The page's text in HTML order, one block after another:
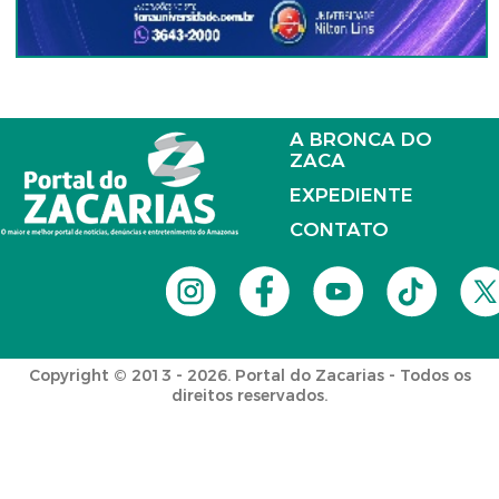
A BRONCA DO
ZACA
EXPEDIENTE
CONTATO
Copyright © 2013 - 2026. Portal do Zacarias - Todos os
direitos reservados.